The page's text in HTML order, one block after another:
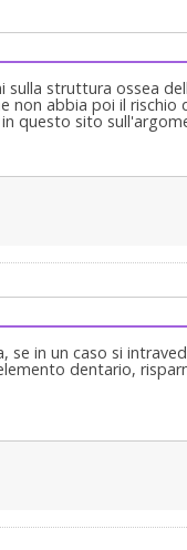
struttura ossea
abbia poi il rischio
questo sito
in un caso si
dentario,